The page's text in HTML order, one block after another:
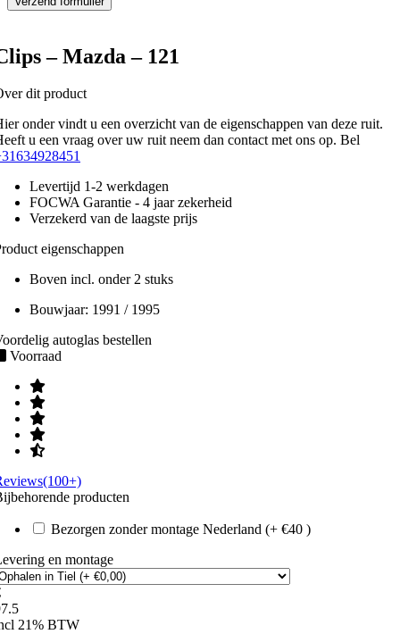
– Mazda – 121
dit product
onder vindt u een overzicht van de eigenschappen van deze ruit.
u een vraag over uw ruit neem dan contact met ons op. Bel
Levertijd 1-2 werkdagen
FOCWA Garantie - 4 jaar zekerheid
Verzekerd van de laagste prijs
eigenschappen
Boven incl. onder 2 stuks
Bouwjaar: 1991 / 1995
autoglas bestellen
Voorraad
producten
Bezorgen zonder montage Nederland (+ €40 )
en montage
21% BTW